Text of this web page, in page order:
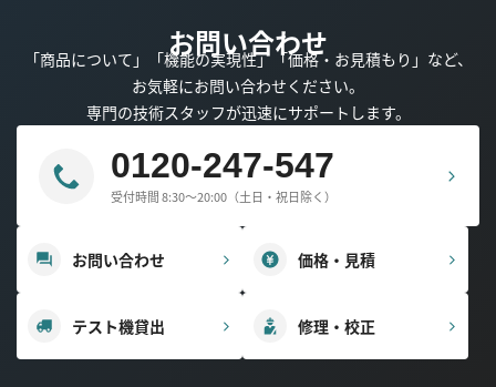
お問い合わせ
「商品について」「機能の実現性」「価格・お見積もり」など、
お気軽にお問い合わせください。
専門の技術スタッフが迅速にサポートします。
0120-247-547
受付時間 8:30～20:00（土日・祝日除く）
お問い合わせ 価格・見積
テスト機貸出 修理・校正